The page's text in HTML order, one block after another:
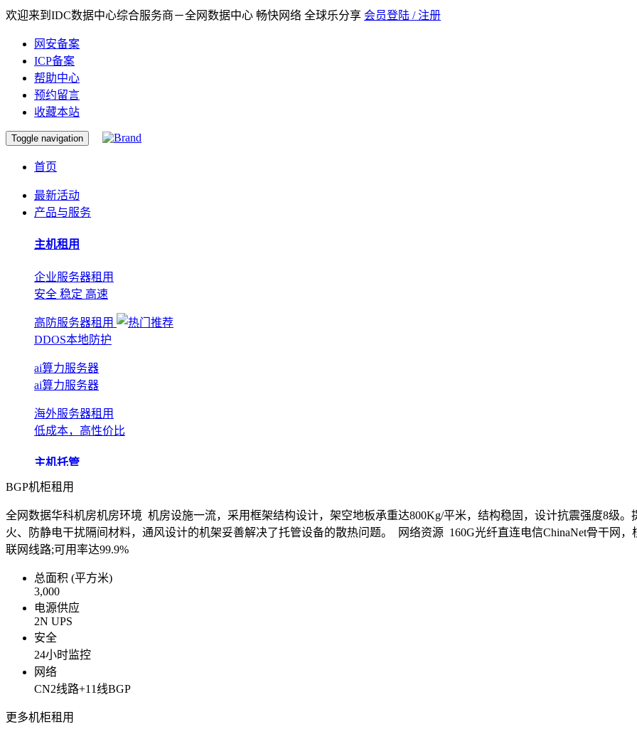
欢迎来到IDC数据中心综合服务商－全网数据中心 畅快网络 全球乐分享 会员登陆 / 注册
网安备案
ICP备案
帮助中心
预约留言
收藏本站
Toggle navigation
首页
最新活动
产品与服务
主机租用
企业服务器租用
安全 稳定 高速
高防服务器租用
DDOS本地防护
ai算力服务器
ai算力服务器
海外服务器租用
低成本，高性价比
主机托管
BGP机房托管
实现全网互联互通
电信机房托管
运营商直营机房
AI算力托管
低成本算力机房
移动机房托管
贴心的服务
机柜租用
BGP机柜租用
BGP机柜租用
全网数据华科机房机房环境 机房设施一流，采用框架结构设计，架空地板承重达800Kg/平米，结构稳固，设计抗震强度8级
火、防静电干扰隔间材料，通风设计的机架妥善解决了托管设备的散热问题。 网络资源 160G光纤直连电信ChinaNet骨干网
联网线路;可用率达99.9%
总面积 (平方米)
3,000
电源供应
2N UPS
安全
24小时监控
网络
CN2线路+11线BGP
更多机柜租用